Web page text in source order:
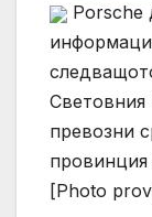
Porsche
Световния
превозни
[Photo